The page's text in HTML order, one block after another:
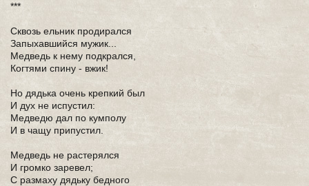
***
Сквозь ельник продирался
Запыхавшийся мужик...
Медведь к нему подкрался,
Когтями спину - вжик!
Но дядька очень крепкий был
И дух не испустил:
Медведю дал по кумполу
И в чащу припустил.
Медведь не растерялся
И громко заревел;
С размаху дядьку бедного